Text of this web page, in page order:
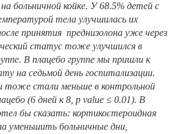
больничной койке. У 68.5% детей с
тела улучшилась их
принятия преднизолона уже через
статус тоже улучшился в
В плацебо группе мы пришли к
на седьмой день госпитализации.
тоже стали меньше в контрольной
(6 дней к 8, p value ≤ 0.01). В
бы сказать: кортикостероидная
уменьшить больничные дни,